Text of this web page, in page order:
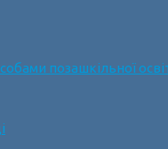
позашкільної